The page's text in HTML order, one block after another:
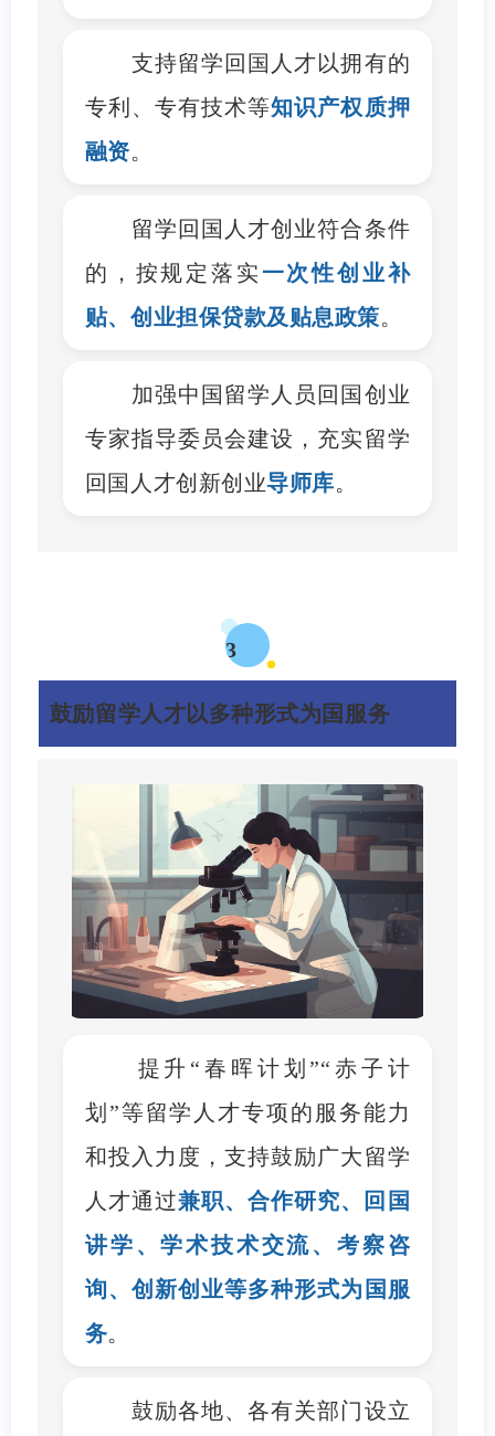
支持留学回国人才以拥有的
专利、专有技术等知识产权质押
融资。
留学回国人才创业符合条件
的，按规定落实 一次性创业补
贴、创业担保贷款及贴息政策。
加强中国留学人员回国创业
专家指导委员会建设，充实留学
回国人才创新创业导师库。
3
鼓励留学人才以多种形式为国服务
提升“春晖计划”“赤子计
划”等留学人才专项的服务能力
和投入力度，支持鼓励广大留学
人才通过兼职、合作研究、回国
讲学、学术技术交流、考察咨
询、创新创业等多种形式为国服
务。
鼓励各地、各有关部门设立